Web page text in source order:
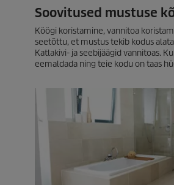
Soovitused mustuse
Köögi koristamine, vannitoa
seetõttu, et mustus tekib kodus
Katlakivi- ja seebijäägid vannitoas.
eemaldada ning teie kodu on taas